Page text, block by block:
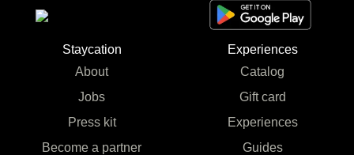
Staycation
About
Jobs
Press kit
Become a partner
Experiences
Catalog
Gift card
Experiences
Guides